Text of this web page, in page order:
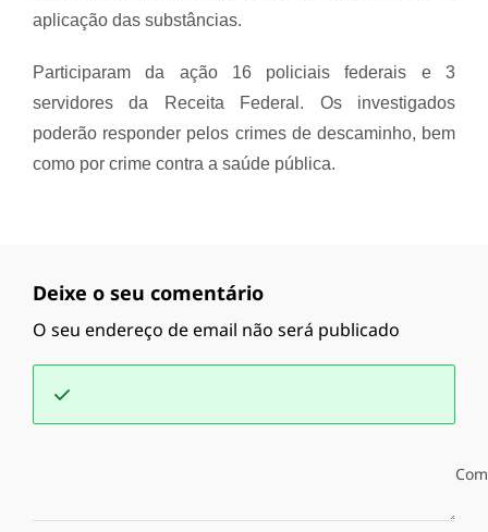
aplicação das substâncias.
Participaram da ação 16 policiais federais e 3
servidores da Receita Federal. Os investigados
poderão responder pelos crimes de descaminho, bem
como por crime contra a saúde pública.
Deixe o seu comentário
O seu endereço de email não será publicado